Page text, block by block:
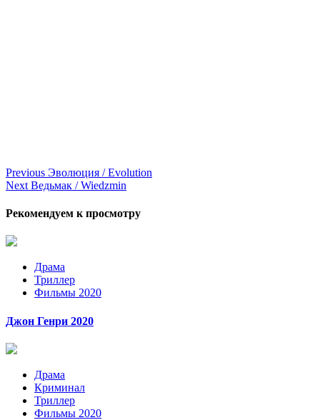
Continue
Reading
Previous Эволюция / Evolution
Next Ведьмак / Wiedzmin
Рекомендуем к просмотру
Драма
Триллер
Фильмы 2020
Джон Генри 2020
Драма
Криминал
Триллер
Фильмы 2020